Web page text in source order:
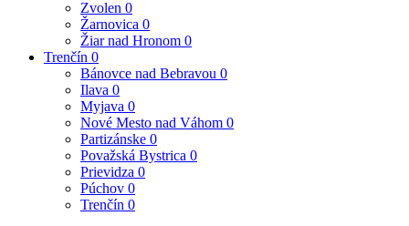
Zvolen 0
Žarnovica 0
Žiar nad Hronom 0
Trenčín 0
Bánovce nad Bebravou 0
Ilava 0
Myjava 0
Nové Mesto nad Váhom 0
Partizánske 0
Považská Bystrica 0
Prievidza 0
Púchov 0
Trenčín 0